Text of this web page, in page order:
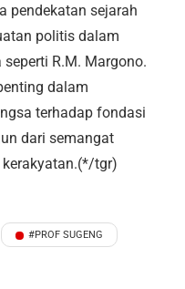
pendekatan sejarah
politis dalam
R.M. Margono.
dalam
terhadap fondasi
dari semangat
tgr)
#PROF SUGENG